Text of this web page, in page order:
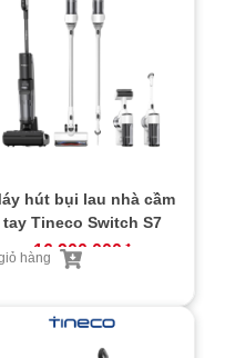
hút bụi lau nhà cầm
tay Tineco Switch S7
16.900.000 ₫
hàng